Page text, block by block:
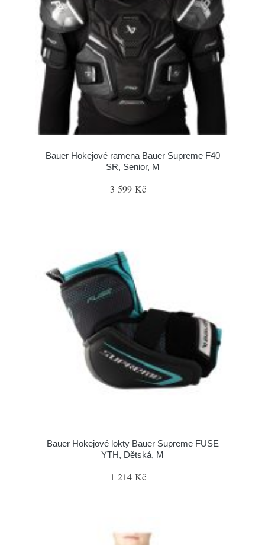
Bauer Hokejové ramena Bauer Supreme F40
SR, Senior, M
3 599 Kč
Bauer Hokejové lokty Bauer Supreme FUSE
YTH, Dětská, M
1 214 Kč